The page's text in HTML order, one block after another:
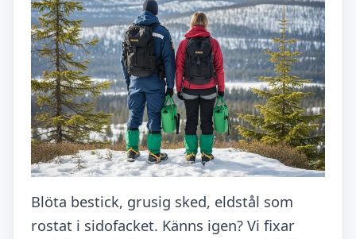
Blöta bestick, grusig sked, eldstål som
rostat i sidofacket. Känns igen? Vi fixar